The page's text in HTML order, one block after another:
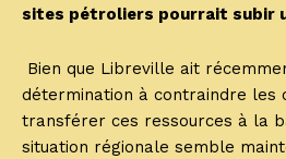
sites pétroliers pourrait subir
Bien que Libreville ait
détermination à contraindre les
transférer ces ressources à la
situation régionale semble